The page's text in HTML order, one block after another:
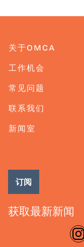
关于OMCA
工作机会
常见问题
联系我们
新闻室
淘宝
获取最新新闻
订阅